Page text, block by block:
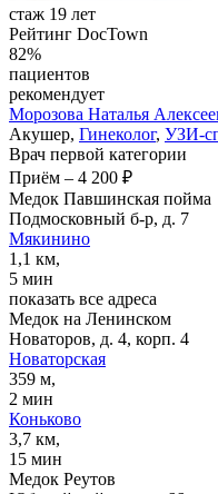
стаж 19 лет
Рейтинг DocTown
82%
пациентов
рекомендует
Морозова Наталья
Акушер, Гинеколог, УЗИ-
Врач первой категории
Приём – 4 200 ₽
Медок Павшинская пойма
Подмосковный б-р, д. 7
Мякинино
1,1 км,
5 мин
показать все адреса
Медок на Ленинском
Новаторов, д. 4, корп. 4
Новаторская
359 м,
2 мин
Коньково
3,7 км,
15 мин
Медок Реутов